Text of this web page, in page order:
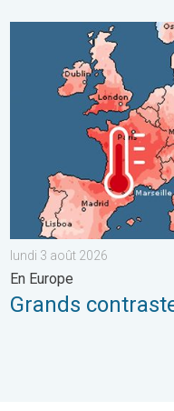
Grands contrastes
lundi 3 août 2026
En Europe
Grands